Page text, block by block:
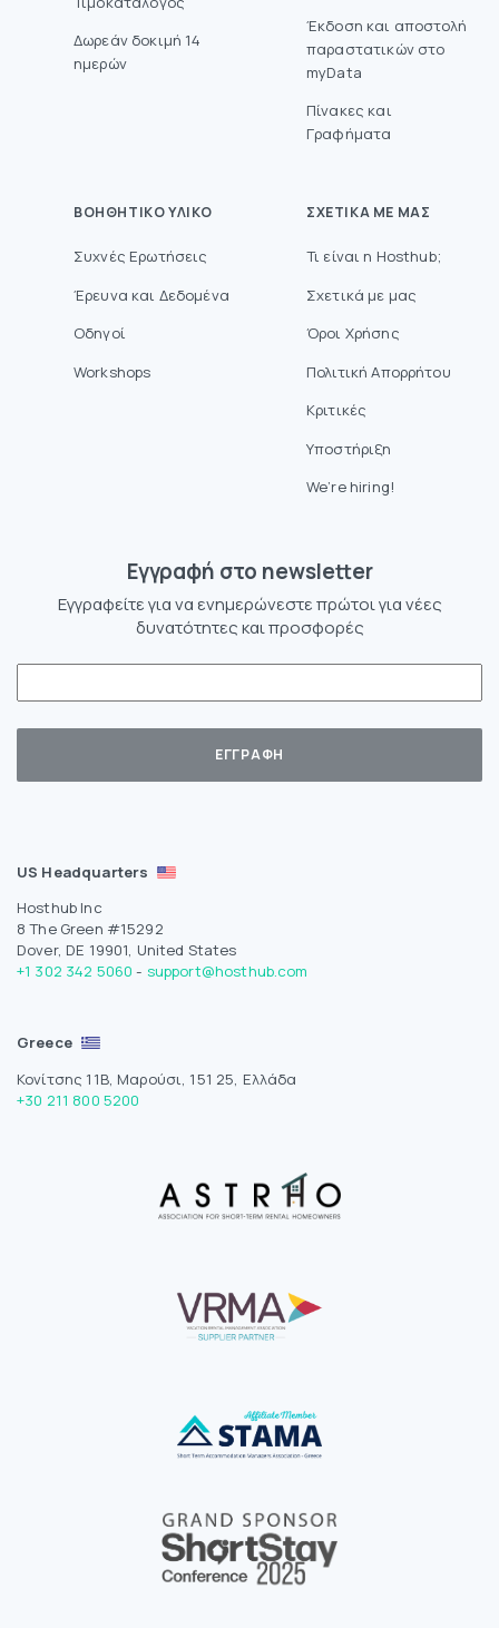
Δωρεάν δοκιμή 14
ημερών
Έκδοση και αποστολή
παραστατικών στο
myData
Πίνακες και
Γραφήματα
ΒΟΗΘΗΤΙΚΌ ΥΛΙΚΌ
Συχνές Ερωτήσεις
Έρευνα και Δεδομένα
Οδηγοί
Workshops
ΣΧΕΤΙΚΆ ΜΕ ΜΑΣ
Τι είναι η Hosthub;
Σχετικά με μας
Όροι Χρήσης
Πολιτική Απορρήτου
Κριτικές
Υποστήριξη
We’re hiring!
Eγγραφή στο newsletter
Εγγραφείτε για να ενημερώνεστε πρώτοι για νέες
δυνατότητες και προσφορές
US Headquarters
Hosthub Inc
8 The Green #15292
Dover, DE 19901, United States
+1 302 342 5060 - support@hosthub.com
Greece
Κονίτσης 11Β, Μαρούσι, 151 25, Ελλάδα
+30 211 800 5200